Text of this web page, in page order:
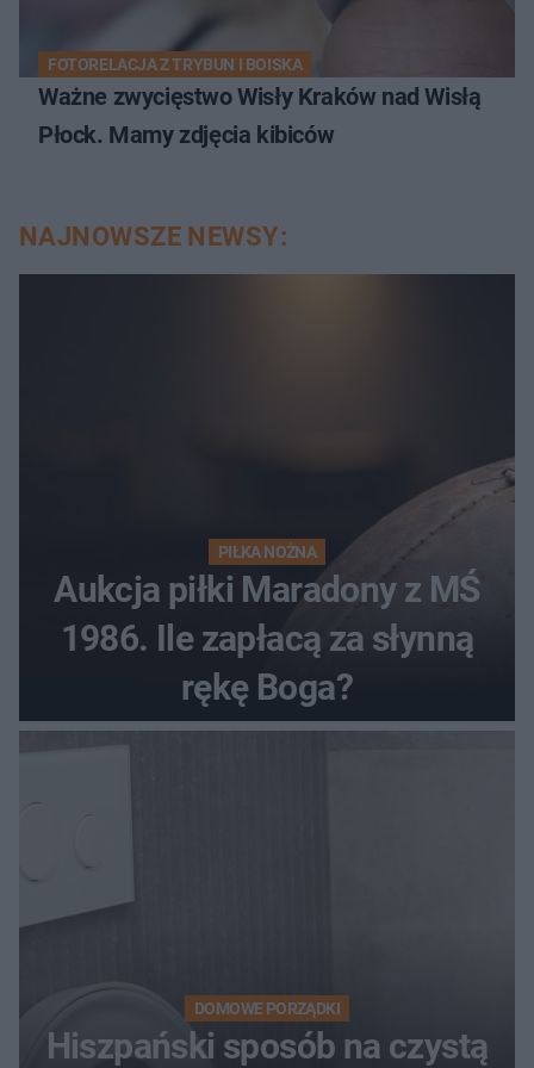
FOTORELACJA Z TRYBUN I BOISKA
Ważne zwycięstwo Wisły Kraków nad Wisłą
Płock. Mamy zdjęcia kibiców
NAJNOWSZE NEWSY:
PIŁKA NOŻNA
Aukcja piłki Maradony z MŚ
1986. Ile zapłacą za słynną
rękę Boga?
DOMOWE PORZĄDKI
Hiszpański sposób na czystą